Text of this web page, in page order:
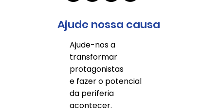
Ajude nossa causa
Ajude-nos a
transformar
protagonistas
e fazer o potencial
da periferia
acontecer.